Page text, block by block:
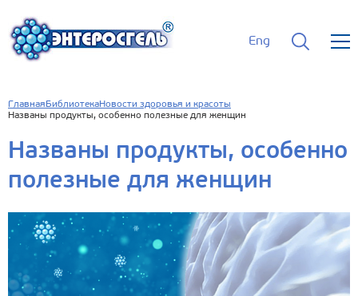
Eng
Главная БиблиотекаНовости здоровья и красоты
Названы продукты, особенно полезные для женщин
Названы продукты, особенно
полезные для женщин